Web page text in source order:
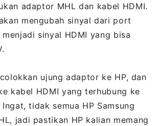
adaptor MHL dan kabel HDMI.
mengubah sinyal dari port
menjadi sinyal HDMI yang bisa
ujung adaptor ke HP, dan
kabel HDMI yang terhubung ke
tidak semua HP Samsung
jadi pastikan HP kalian memang